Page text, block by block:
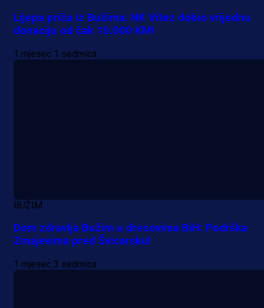
A Selekcija
Lijepa priča iz Bužima: NK Vitez dobio vrijednu
donaciju od čak 10.000 KM!
1 mjesec 1 sedmica
BUŽIM
Dom zdravlja Bužim u dresovima BiH: Podrška
Zmajevima pred Švicarsku!
1 mjesec 3 sedmica